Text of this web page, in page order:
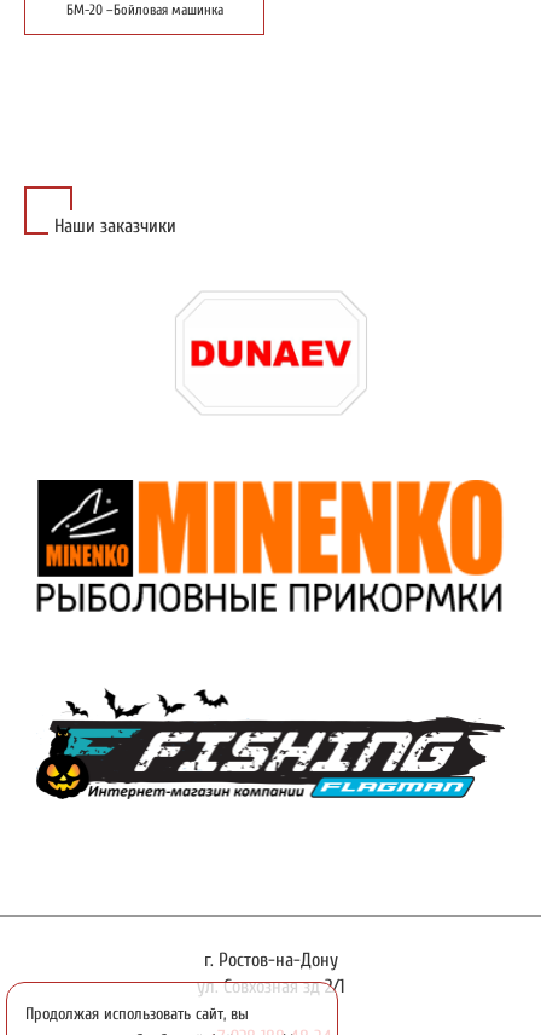
БМ-20 –Бойловая машинка
Наши заказчики
г. Ростов-на-Дону
ул. Совхозная зд 2/1
Продолжая использовать сайт, вы